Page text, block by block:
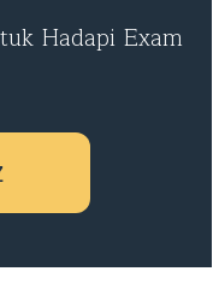
Hadapi Exam